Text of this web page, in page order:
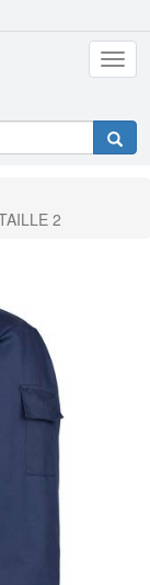
2